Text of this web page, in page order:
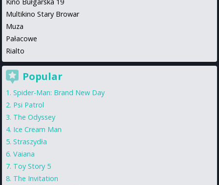
Multikino Stary Browar
Muza
Pałacowe
Rialto
Popular
Spider-Man: Brand New Day
Psi Patrol
The Odyssey
Ice Cream Man
Straszydła
Vaiana
Toy Story 5
The Invitation